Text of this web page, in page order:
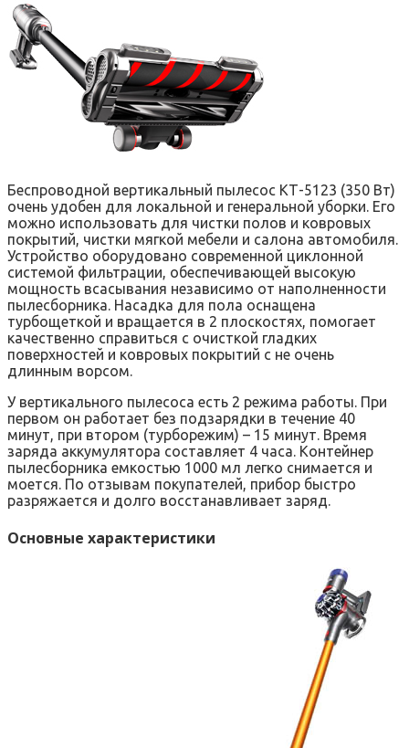
Беспроводной вертикальный пылесос КТ-5123 (350 Вт)
очень удобен для локальной и генеральной уборки. Его
можно использовать для чистки полов и ковровых
покрытий, чистки мягкой мебели и салона автомобиля.
Устройство оборудовано современной циклонной
системой фильтрации, обеспечивающей высокую
мощность всасывания независимо от наполненности
пылесборника. Насадка для пола оснащена
турбощеткой и вращается в 2 плоскостях, помогает
качественно справиться с очисткой гладких
поверхностей и ковровых покрытий с не очень
длинным ворсом.
У вертикального пылесоса есть 2 режима работы. При
первом он работает без подзарядки в течение 40
минут, при втором (турборежим) – 15 минут. Время
заряда аккумулятора составляет 4 часа. Контейнер
пылесборника емкостью 1000 мл легко снимается и
моется. По отзывам покупателей, прибор быстро
разряжается и долго восстанавливает заряд.
Основные характеристики